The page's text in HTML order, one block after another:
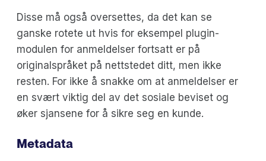
Disse må også oversettes, da det kan se
ganske rotete ut hvis for eksempel plugin-
modulen for anmeldelser fortsatt er på
originalspråket på nettstedet ditt, men ikke
resten. For ikke å snakke om at anmeldelser er
en svært viktig del av det sosiale beviset og
øker sjansene for å sikre seg en kunde.
Metadata